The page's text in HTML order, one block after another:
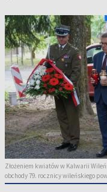
Złożeniem kwiatów w Kalwarii
obchody 79. rocznicy wileńskiego